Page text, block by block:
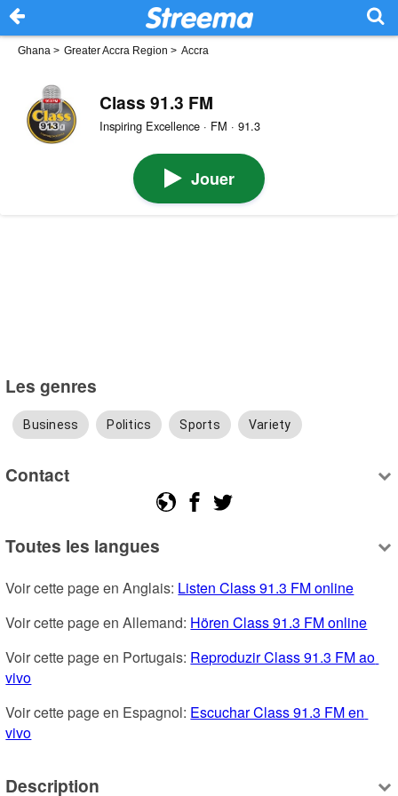
Ghana > Greater Accra Region > Accra
Class 91.3 FM
Inspiring Excellence · FM · 91.3
Jouer
Les genres
Business Politics Sports Variety
Contact
Toutes les langues
Voir cette page en Anglais: Listen Class 91.3 FM online
Voir cette page en Allemand: Hören Class 91.3 FM online
Voir cette page en Portugais: Reproduzir Class 91.3 FM ao
vivo
Voir cette page en Espagnol: Escuchar Class 91.3 FM en
vivo
Description